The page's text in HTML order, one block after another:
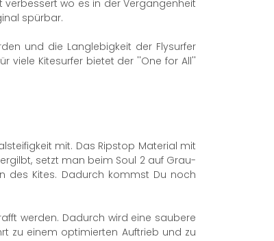
wo es in der Vergangenheit
spürbar.
und die Langlebigkeit der Flysurfer
viele Kitesurfer bietet der ''One for All''
mit. Das Ripstop Material mit
setzt man beim Soul 2 auf Grau-
des Kites. Dadurch kommst Du noch
werden. Dadurch wird eine saubere
zu einem optimierten Auftrieb und zu